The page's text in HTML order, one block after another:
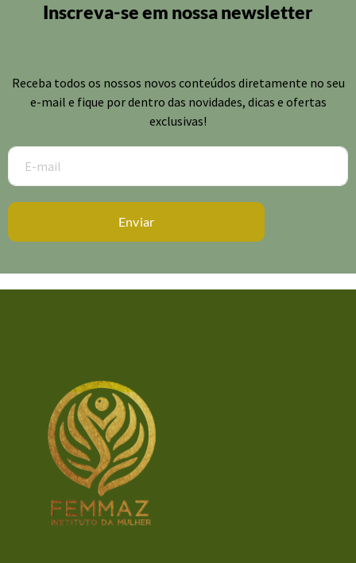
Inscreva-se em nossa newsletter​
Receba todos os nossos novos conteúdos diretamente no seu
e-mail e fique por dentro das novidades, dicas e ofertas
exclusivas!
Enviar